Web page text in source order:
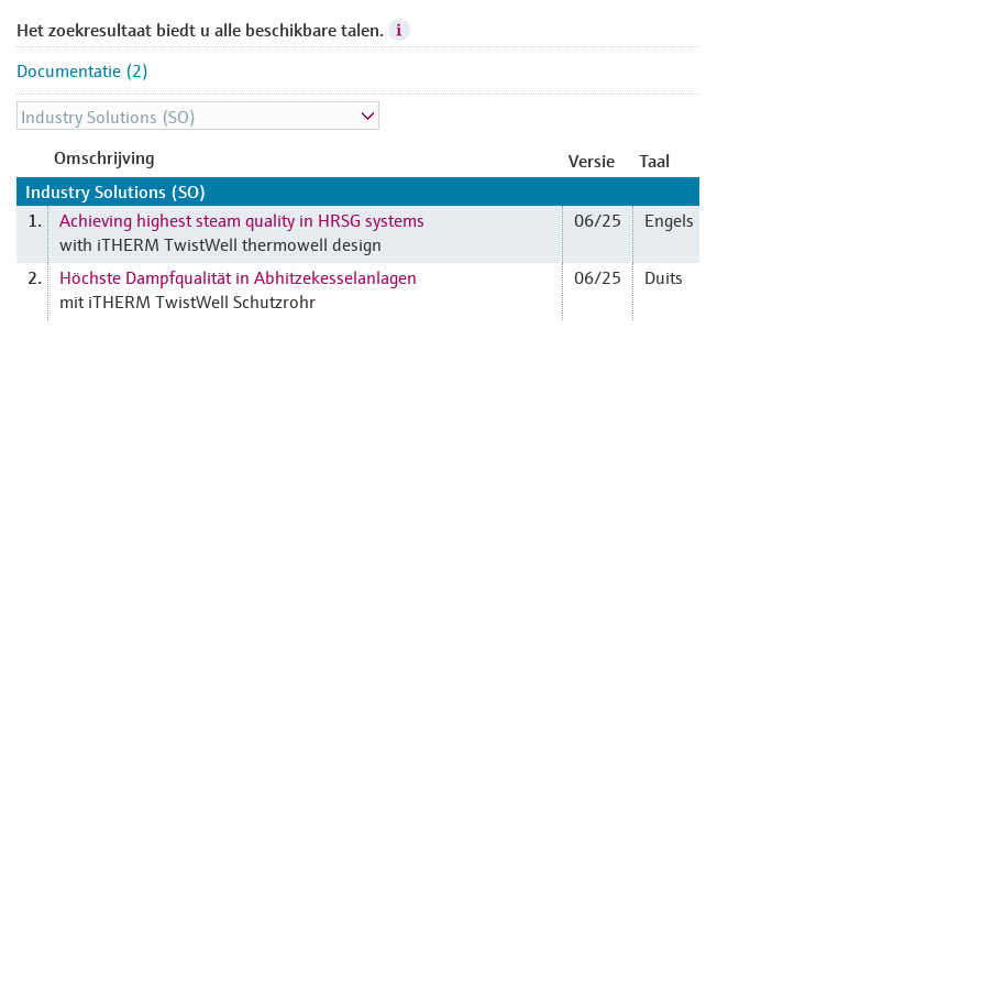
Het zoekresultaat biedt u alle beschikbare talen.
Documentatie (2)
Omschrijving Versie
Taal
Industry Solutions (SO)
1.
Achieving highest steam quality in HRSG systems
with iTHERM TwistWell thermowell design
06/25 Engels
2.
Höchste Dampfqualität in Abhitzekesselanlagen
mit iTHERM TwistWell Schutzrohr
06/25 Duits